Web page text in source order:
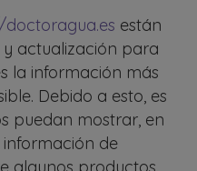
doctoragua.es están
actualización para
la información más
Debido a esto, es
puedan mostrar, en
información de